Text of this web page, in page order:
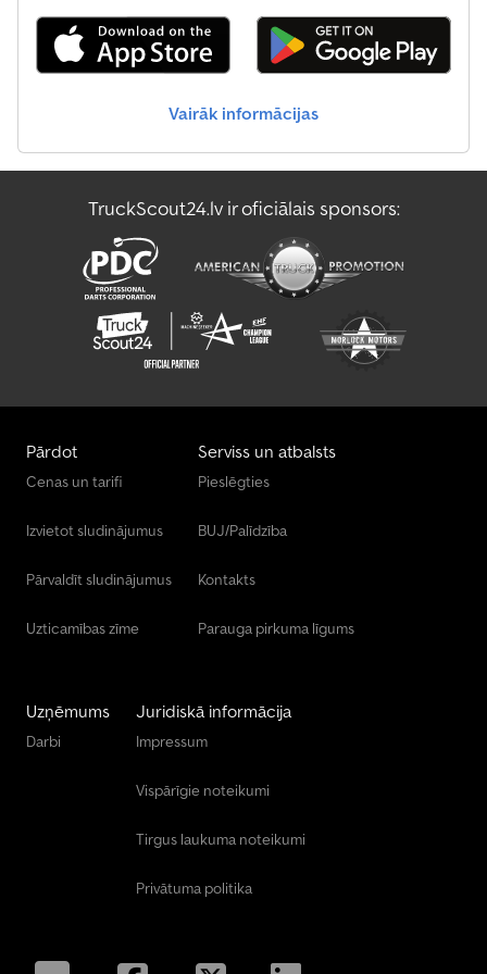
Vairāk informācijas
TruckScout24.lv ir oficiālais sponsors:
Pārdot
Cenas un tarifi
Izvietot sludinājumus
Pārvaldīt sludinājumus
Uzticamības zīme
Serviss un atbalsts
Pieslēgties
BUJ/Palīdzība
Kontakts
Parauga pirkuma līgums
Uzņēmums
Darbi
Juridiskā informācija
Impressum
Vispārīgie noteikumi
Tirgus laukuma noteikumi
Privātuma politika